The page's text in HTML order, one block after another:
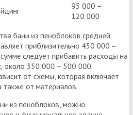
95 000 –
120 000
бани из пеноблоков средней
приблизительно 450 000 –
следует прибавить расходы на
около 350 000 – 500 000.
от схемы, которая включает
также от материалов.
из пеноблоков, можно